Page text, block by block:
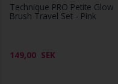
Technique PRO Petite Glow
Brush Travel Set - Pink
149,00 SEK